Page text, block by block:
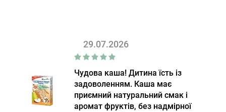
29.07.2026
Чудова каша! Дитина їсть із
задоволенням. Каша має
приємний натуральний смак і
аромат фруктів, без надмірної